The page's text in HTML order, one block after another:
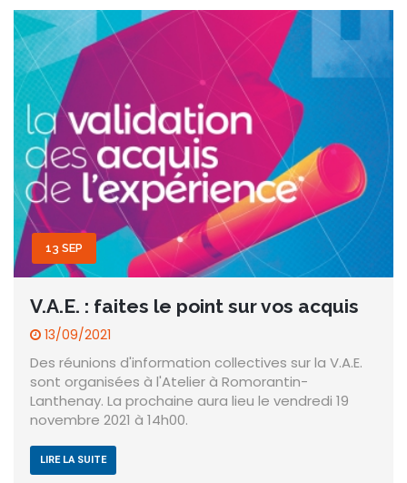
13 SEP
V.A.E. : faites le point sur vos acquis
13/09/2021
Des réunions d'information collectives sur la V.A.E.
sont organisées à l'Atelier à Romorantin-
Lanthenay. La prochaine aura lieu le vendredi 19
novembre 2021 à 14h00.
LIRE LA SUITE